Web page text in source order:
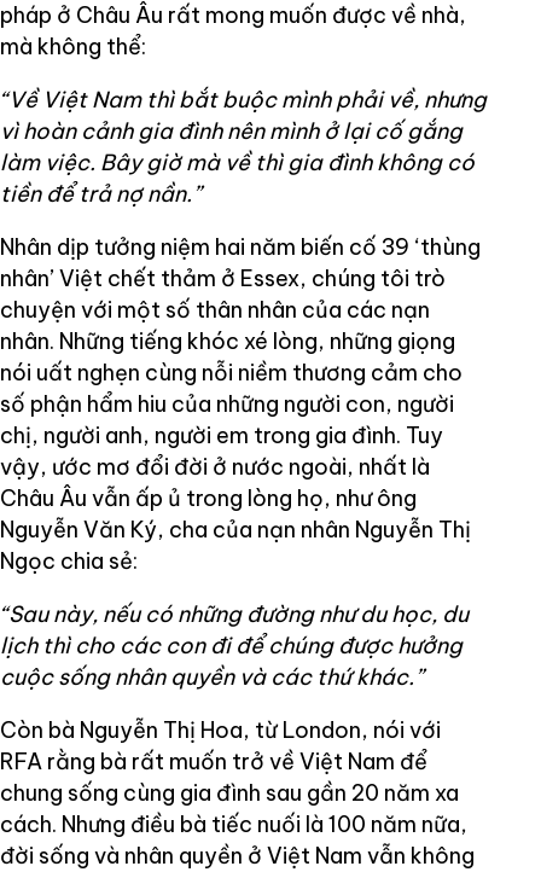
pháp ở Châu Âu rất mong muốn được về nhà,
mà không thể:
“Về Việt Nam thì bắt buộc mình phải về, nhưng
vì hoàn cảnh gia đình nên mình ở lại cố gắng
làm việc. Bây giờ mà về thì gia đình không có
tiền để trả nợ nần.”
Nhân dịp tưởng niệm hai năm biến cố 39 ‘thùng
nhân’ Việt chết thảm ở Essex, chúng tôi trò
chuyện với một số thân nhân của các nạn
nhân. Những tiếng khóc xé lòng, những giọng
nói uất nghẹn cùng nỗi niềm thương cảm cho
số phận hẩm hiu của những người con, người
chị, người anh, người em trong gia đình. Tuy
vậy, ước mơ đổi đời ở nước ngoài, nhất là
Châu Âu vẫn ấp ủ trong lòng họ, như ông
Nguyễn Văn Ký, cha của nạn nhân Nguyễn Thị
Ngọc chia sẻ:
“Sau này, nếu có những đường như du học, du
lịch thì cho các con đi để chúng được hưởng
cuộc sống nhân quyền và các thứ khác.”
Còn bà Nguyễn Thị Hoa, từ London, nói với
RFA rằng bà rất muốn trở về Việt Nam để
chung sống cùng gia đình sau gần 20 năm xa
cách. Nhưng điều bà tiếc nuối là 100 năm nữa,
đời sống và nhân quyền ở Việt Nam vẫn không